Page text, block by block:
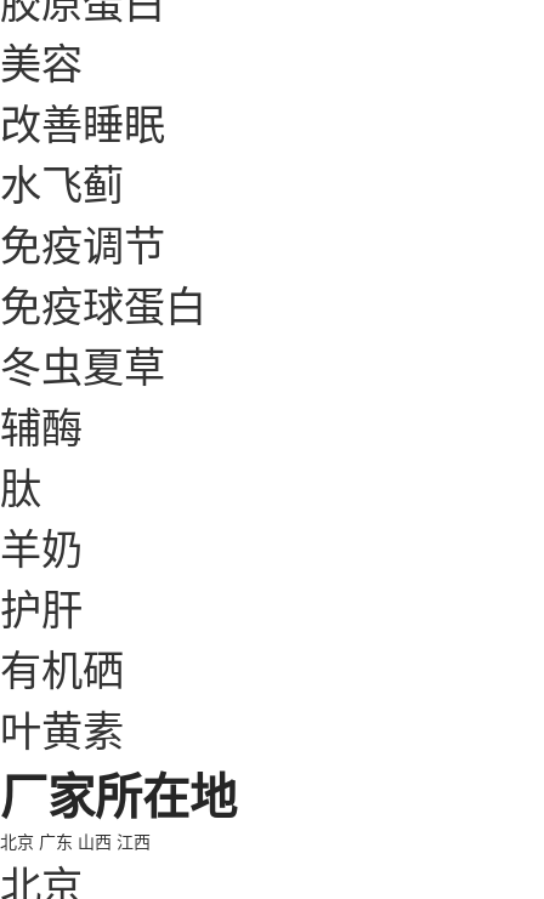
美容
改善睡眠
水飞蓟
免疫调节
免疫球蛋白
冬虫夏草
辅酶
肽
羊奶
护肝
有机硒
叶黄素
厂家所在地
北京 广东 山西 江西
北京